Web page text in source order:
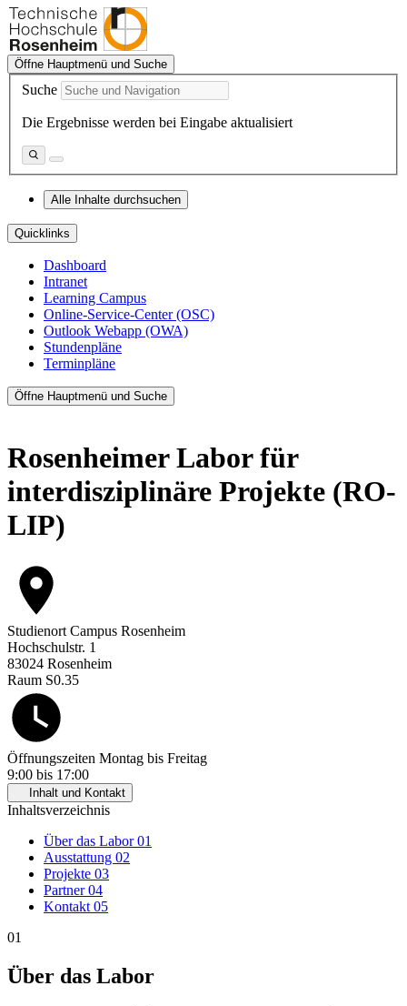
Öffne Hauptmenü und Suche
Suche
Die Ergebnisse werden bei Eingabe aktualisiert
Alle Inhalte durchsuchen
Quicklinks
Dashboard
Intranet
Learning Campus
Online-Service-Center (OSC)
Outlook Webapp (OWA)
Stundenpläne
Terminpläne
Öffne Hauptmenü und Suche
Rosenheimer Labor für
interdisziplinäre Projekte (RO-
LIP)
StudienortCampus Rosenheim
Hochschulstr. 1
83024 Rosenheim
Raum S0.35
Öffnungszeiten Montag bis Freitag
9:00 bis 17:00
Inhalt und Kontakt
Inhaltsverzeichnis
Über das Labor01
Ausstattung 02
Projekte 03
Partner04
Kontakt05
01
Über das Labor